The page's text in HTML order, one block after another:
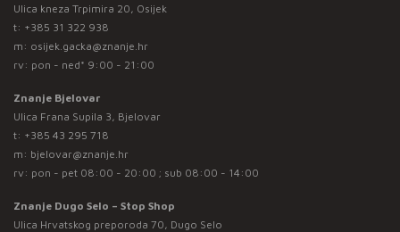
Ulica kneza Trpimira 20, Osijek
t: +385 31 322 938
m: osijek.gacka@znanje.hr
rv: pon - ned* 9:00 - 21:00
Znanje Bjelovar
Ulica Frana Supila 3, Bjelovar
t: +385 43 295 718
m: bjelovar@znanje.hr
rv: pon - pet 08:00 - 20:00 ; sub 08:00 - 14:00
Znanje Dugo Selo – Stop Shop
Ulica Hrvatskog preporoda 70, Dugo Selo